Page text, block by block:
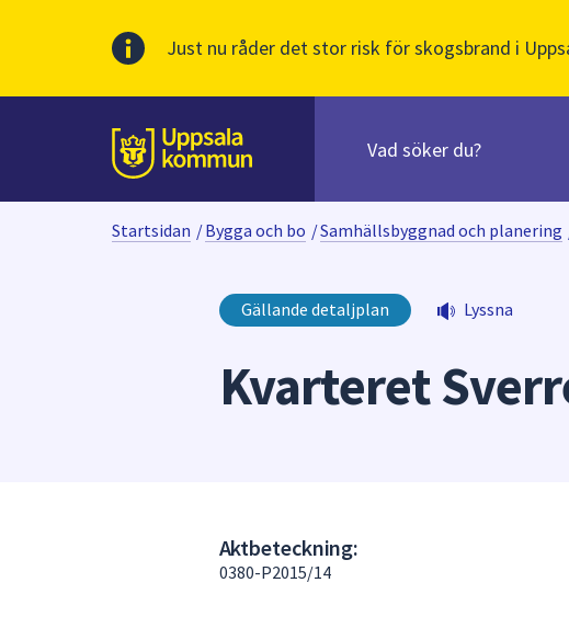
Just nu råder det stor risk för skogsbrand i
Till sidans
huvudinnehåll
innehåll
När
börjar
skriva
sökfältet
kommer
Använd
piltangenterna
Startsidan /Bygga och bo /Samhällsbyggnad och planering
Gällande detaljplan Lyssna
Kvarteret
Aktbeteckning:
0380-P2015/14